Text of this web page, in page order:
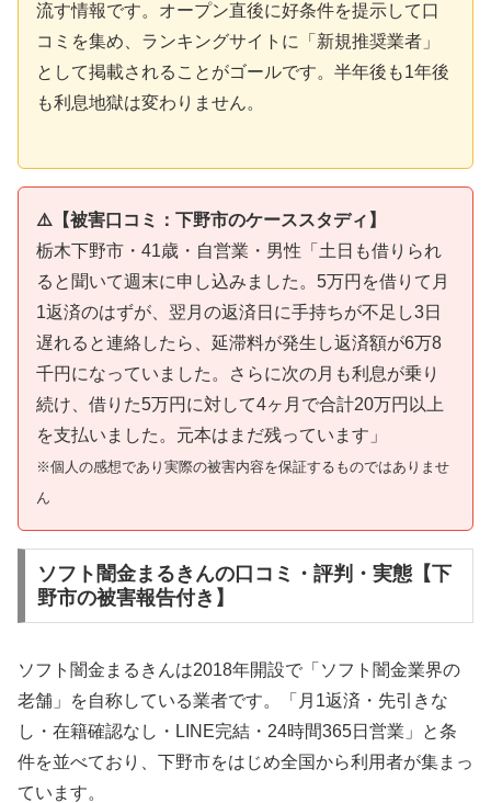
流す情報です。オープン直後に好条件を提示して口
コミを集め、ランキングサイトに「新規推奨業者」
として掲載されることがゴールです。半年後も1年後
も利息地獄は変わりません。
⚠️【被害口コミ：下野市のケーススタディ】
栃木下野市・41歳・自営業・男性「土日も借りられ
ると聞いて週末に申し込みました。5万円を借りて月
1返済のはずが、翌月の返済日に手持ちが不足し3日
遅れると連絡したら、延滞料が発生し返済額が6万8
千円になっていました。さらに次の月も利息が乗り
続け、借りた5万円に対して4ヶ月で合計20万円以上
を支払いました。元本はまだ残っています」
※個人の感想であり実際の被害内容を保証するものではありませ
ん
ソフト闇金まるきんの口コミ・評判・実態【下
野市の被害報告付き】
ソフト闇金まるきんは2018年開設で「ソフト闇金業界の
老舗」を自称している業者です。「月1返済・先引きな
し・在籍確認なし・LINE完結・24時間365日営業」と条
件を並べており、下野市をはじめ全国から利用者が集まっ
ています。